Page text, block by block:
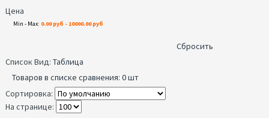
Цена
Min - Max: 0.00 руб - 10000.00 руб
Сбросить
Список Вид: Таблица
Товаров в списке сравнения: 0 шт
Сортировка:
На странице: